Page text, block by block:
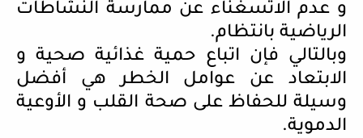
و عدم الاتسغناء عن ممارسة النشاطات
الرياضية بانتظام.
وبالتالي فإن اتباع حمية غذائية صحية و
الابتعاد عن عوامل الخطر هي أفضل
وسيلة للحفاظ على صحة القلب و الأوعية
الدموية.